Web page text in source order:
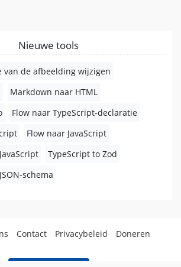
Nieuwe tools
van de afbeelding wijzigen
Markdown naar HTML
Flow naar TypeScript-declaratie
Flow naar JavaScript
TypeScript to Zod
schema
Contact Privacybeleid Doneren